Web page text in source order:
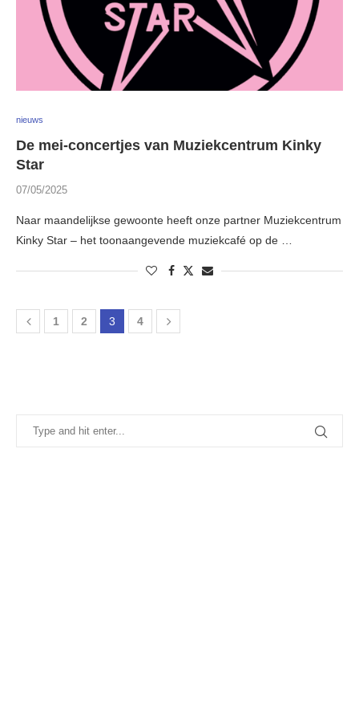
nieuws
De mei-concertjes van Muziekcentrum Kinky
Star
07/05/2025
Naar maandelijkse gewoonte heeft onze partner Muziekcentrum
Kinky Star – het toonaangevende muziekcafé op de …
1 2 3 4